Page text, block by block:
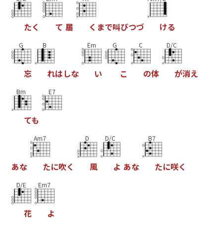
たく て 届 く まで叫びつづ ける
G
忘
B
れはしな
Em
い
G
こ
C
の体
D/C
が消え
Bm
ても
E7
あな
Am7
たに吹く
D
風
D/C
よ あな
B7
たに咲く
D/E
花
Em7
よ